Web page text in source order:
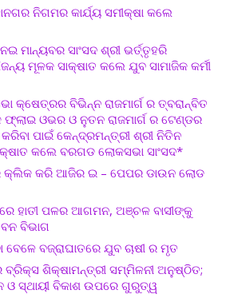
ନିଗମର କାର୍ଯ୍ୟ ସମୀକ୍ଷା କଲେ
ମାନ୍ୟବର ସାଂସଦ ଶ୍ରୀ ଭର୍ତ୍ତୃହରି
ମୂଳକ ସାକ୍ଷାତ କଲେ ଯୁବ ସାମାଜିକ କର୍ମୀ
କ୍ଷେତ୍ରର ବିଭିନ୍ନ ରାଜମାର୍ଗ ର ତ୍ବରାନ୍ବିତ
ଫ୍ଲାଇ ଓଭର ଓ ନୁତନ ରାଜମାର୍ଗ ର ଟେଣ୍ଡର
ପାଇଁ କେନ୍ଦ୍ରମନ୍ତ୍ରୀ ଶ୍ରୀ ନିତିନ
କଲେ ବରଗଡ ଲୋକସଭା ସାଂସଦ*
କରି ଆଜିର ଇ – ପେପର ଡାଉନ ଲୋଡ
ହାତୀ ପଳର ଆଗମନ, ଅଞ୍ଚଳ ବାସୀଙ୍କୁ
ବିଭାଗ
ବଜ୍ରାଘାତରେ ଯୁବ ଚାଷୀ ର ମୃତ
ଶିକ୍ଷାମନ୍ତ୍ରୀ ସମ୍ମିଳନୀ ଅନୁଷ୍ଠିତ;
ଓ ସ୍ଥାୟୀ ବିକାଶ ଉପରେ ଗୁରୁତ୍ୱ